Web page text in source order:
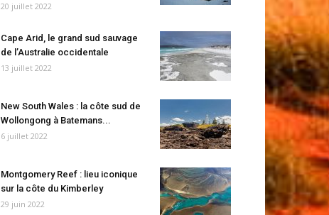
20 juillet 2022
Cape Arid, le grand sud sauvage
de l’Australie occidentale
13 juillet 2022
New South Wales : la côte sud de
Wollongong à Batemans...
6 juillet 2022
Montgomery Reef : lieu iconique
sur la côte du Kimberley
29 juin 2022